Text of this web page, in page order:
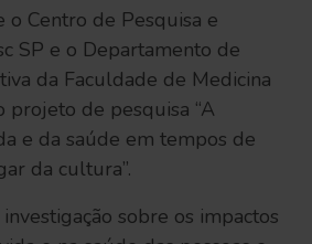
o Centro de Pesquisa e
SP e o Departamento de
da Faculdade de Medicina
projeto de pesquisa “A
e da saúde em tempos de
da cultura”.
sobre os impactos